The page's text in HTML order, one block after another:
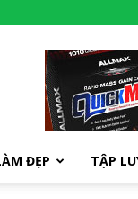
ĐẸP TẬP